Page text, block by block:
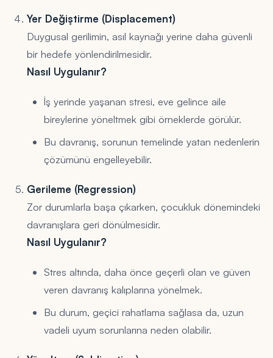
Yer Değiştirme (Displacement)
Duygusal gerilimin, asıl kaynağı yerine daha güvenli
bir hedefe yönlendirilmesidir.
Nasıl Uygulanır?
İş yerinde yaşanan stresi, eve gelince aile
bireylerine yöneltmek gibi örneklerde görülür.
Bu davranış, sorunun temelinde yatan nedenlerin
çözümünü engelleyebilir.
Gerileme (Regression)
Zor durumlarla başa çıkarken, çocukluk dönemindeki
davranışlara geri dönülmesidir.
Nasıl Uygulanır?
Stres altında, daha önce geçerli olan ve güven
veren davranış kalıplarına yönelmek.
Bu durum, geçici rahatlama sağlasa da, uzun
vadeli uyum sorunlarına neden olabilir.